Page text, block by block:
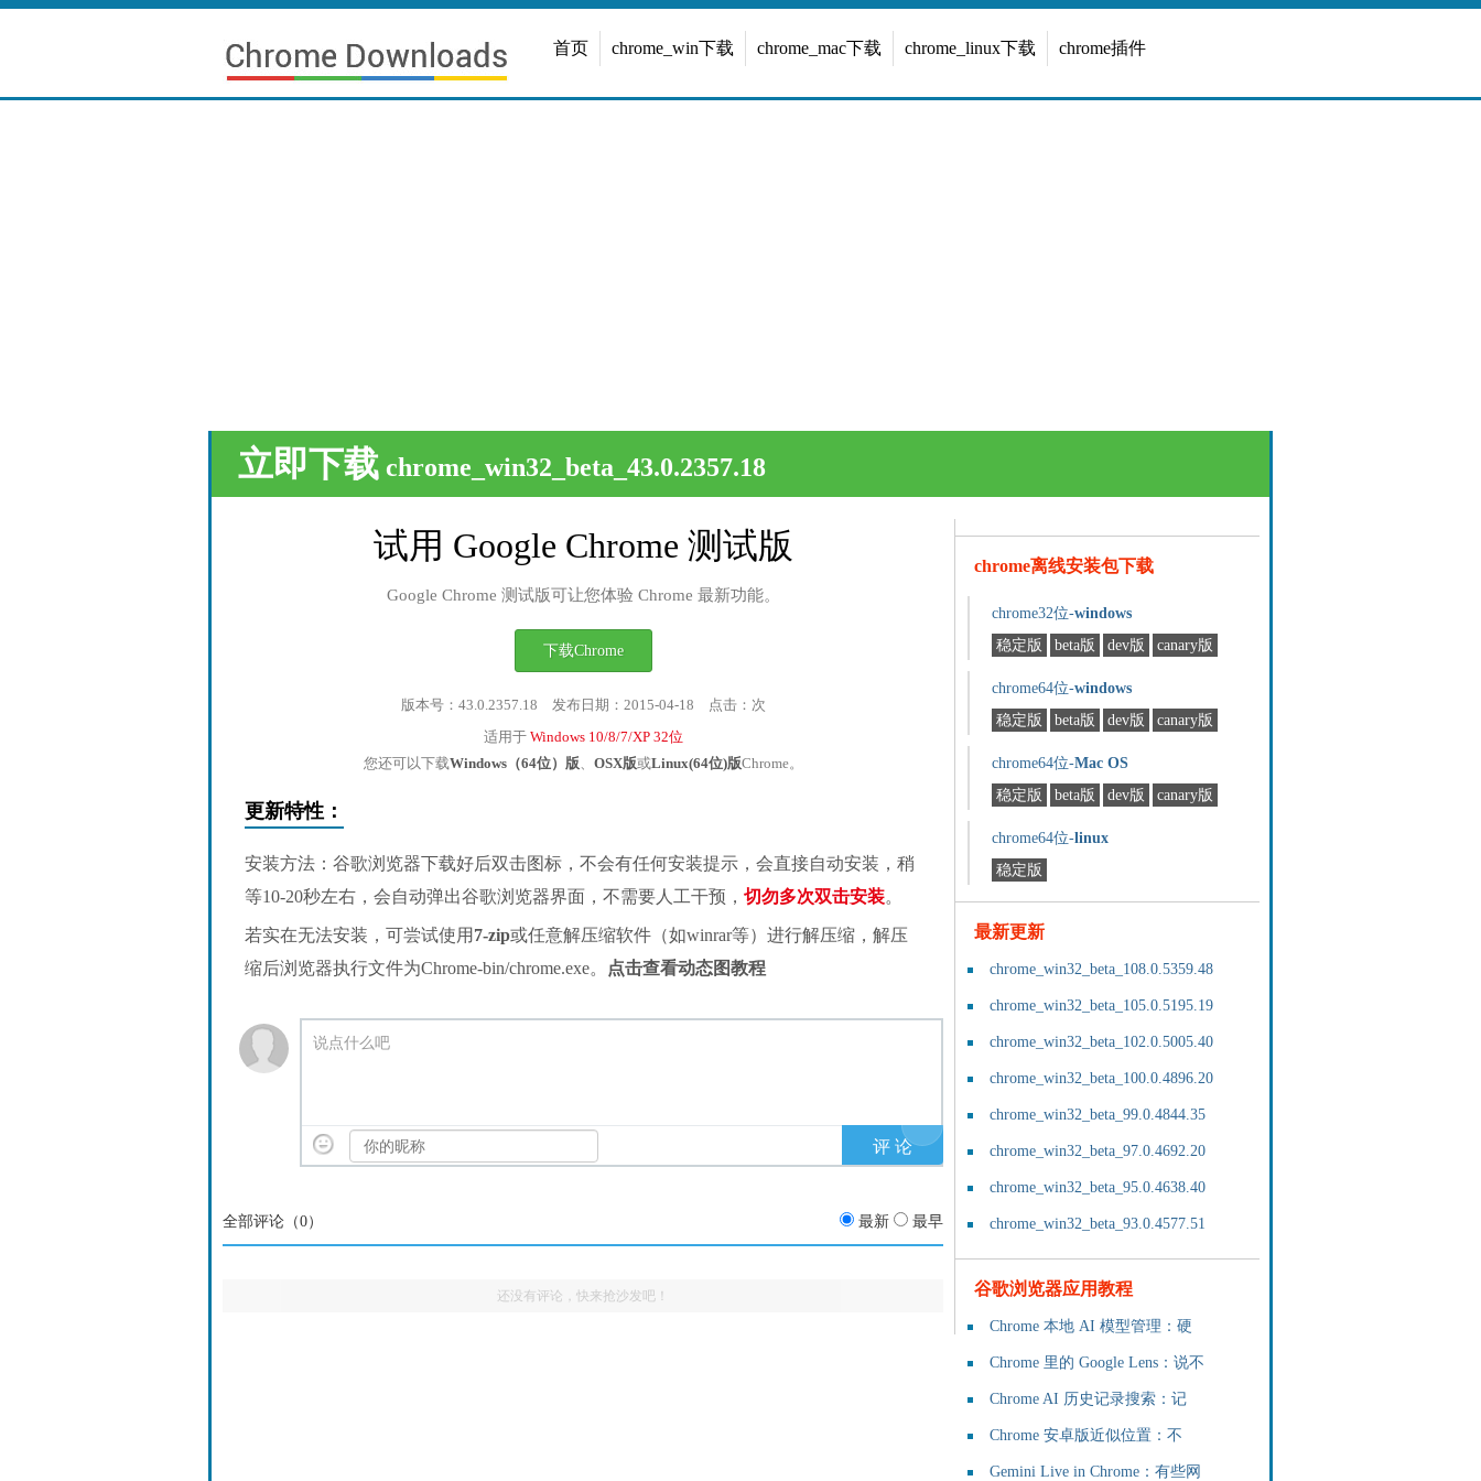
首页 chrome_win下载 chrome_mac下载 chrome_linux下载 chrome插件
立即下载 chrome_win32_beta_43.0.2357.18
试用 Google Chrome 测试版
Google Chrome 测试版可让您体验 Chrome 最新功能。
下载Chrome
版本号：43.0.2357.18 发布日期：2015-04-18 点击： 次
适用于 Windows 10/8/7/XP 32位
您还可以下载Windows（64位）版、 OSX版或Linux(64位)版Chrome。
更新特性：
安装方法：谷歌浏览器下载好后双击图标，不会有任何安装提示，会直接自动安装，稍
等10-20秒左右，会自动弹出谷歌浏览器界面，不需要人工干预， 切勿多次双击安装。
若实在无法安装，可尝试使用 7-zip或任意解压缩软件（如winrar等）进行解压缩，解压
缩后浏览器执行文件为Chrome-bin/chrome.exe。
点击查看动态图教程
说点什么吧
全部评论（0） 最新 最早
还没有评论，快来抢沙发吧！
chrome离线安装包下载
chrome32位-windows
稳定版
beta版 dev版 canary版
chrome64位-windows
稳定版
beta版 dev版 canary版
chrome64位-Mac OS
稳定版
beta版 dev版 canary版
chrome64位-linux
稳定版
最新更新
chrome_win32_beta_108.0.5359.48
chrome_win32_beta_105.0.5195.19
chrome_win32_beta_102.0.5005.40
chrome_win32_beta_100.0.4896.20
chrome_win32_beta_99.0.4844.35
chrome_win32_beta_97.0.4692.20
chrome_win32_beta_95.0.4638.40
chrome_win32_beta_93.0.4577.51
谷歌浏览器应用教程
Chrome 本地 AI 模型管理：硬
Chrome 里的 Google Lens：说不
Chrome AI 历史记录搜索：记
Chrome 安卓版近似位置：不
Gemini Live in Chrome：有些网